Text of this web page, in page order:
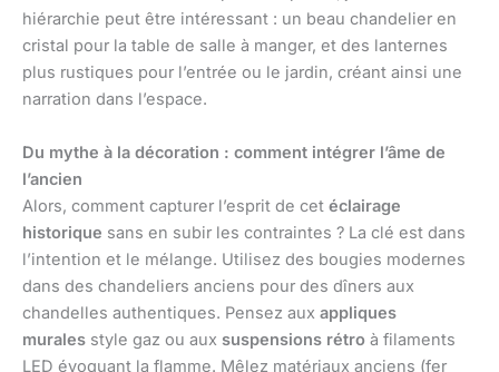
hiérarchie peut être intéressant : un beau chandelier en
cristal pour la table de salle à manger, et des lanternes
plus rustiques pour l’entrée ou le jardin, créant ainsi une
narration dans l’espace.
Du mythe à la décoration : comment intégrer l’âme de
l’ancien
Alors, comment capturer l’esprit de cet éclairage
historique sans en subir les contraintes ? La clé est dans
l’intention et le mélange. Utilisez des bougies modernes
dans des chandeliers anciens pour des dîners aux
chandelles authentiques. Pensez aux appliques
murales style gaz ou aux suspensions rétro à filaments
LED évoquant la flamme. Mêlez matériaux anciens (fer